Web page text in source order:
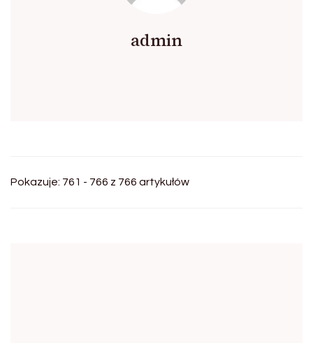
admin
Pokazuje: 761 - 766 z 766 artykułów